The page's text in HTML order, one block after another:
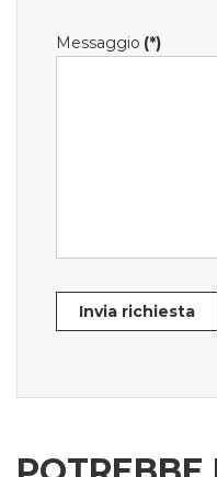
Messaggio (*)
Invia richiesta